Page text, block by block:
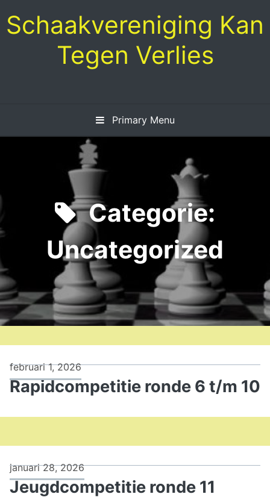
to
content
Schaakvereniging Kan
Tegen Verlies
Primary Menu
Categorie:
Uncategorized
februari 1, 2026
Rapidcompetitie ronde 6 t/m 10
januari 28, 2026
Jeugdcompetitie ronde 11